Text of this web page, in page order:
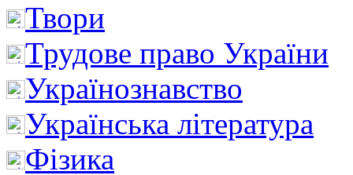
Твори
Трудове право України
Українознавство
Українська література
Фізика